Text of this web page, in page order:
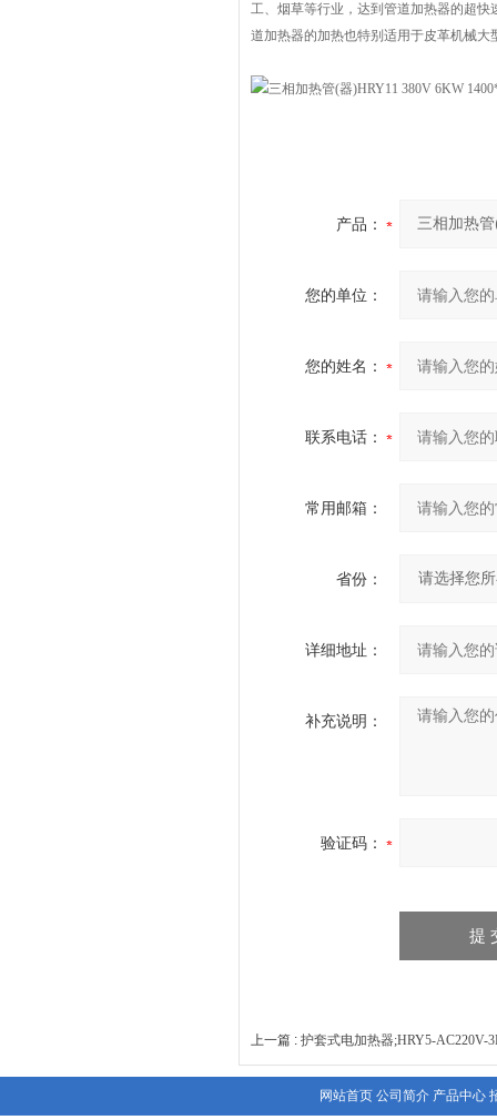
工、烟草等行业，达到管道加热器的超
道加热器的加热也特别适用于皮革机械大
产品：
您的单位：
您的姓名：
联系电话：
常用邮箱：
省份：
详细地址：
补充说明：
验证码：
上一篇 : 护套式电加热器;HRY5-AC220V-
网站首页 公司简介 产品中心